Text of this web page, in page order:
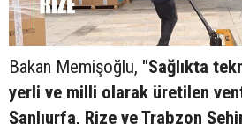
Bakan Memişoğlu, "Sağlıkta
yerli ve milli olarak üretilen
Şanlıurfa, Rize ve Trabzon